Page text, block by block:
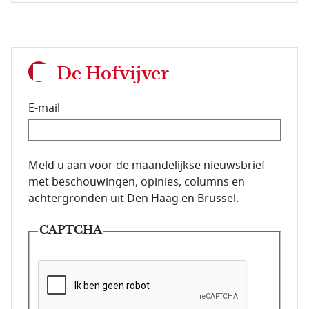
De Hofvijver
E-mail
E-mailadres van de abonnee.
Meld u aan voor de maandelijkse nieuwsbrief
met beschouwingen, opinies, columns en
achtergronden uit Den Haag en Brussel.
CAPTCHA